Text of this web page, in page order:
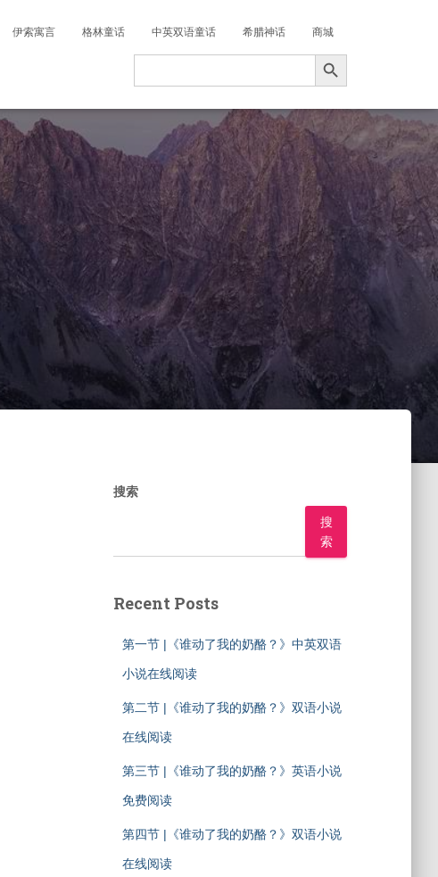
伊索寓言 格林童话 中英双语童话 希腊神话 商城
Search
搜索按钮
搜索
搜
索
Recent Posts
第一节 |《谁动了我的奶酪？》中英双语
小说在线阅读
第二节 |《谁动了我的奶酪？》双语小说
在线阅读
第三节 |《谁动了我的奶酪？》英语小说
免费阅读
第四节 |《谁动了我的奶酪？》双语小说
在线阅读